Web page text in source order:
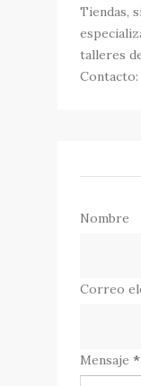
Tiendas,
talleres
Contacto:
Nombre
Correo
Mensaje *